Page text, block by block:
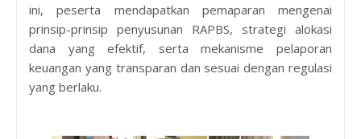
ini, peserta mendapatkan pemaparan mengenai
prinsip-prinsip penyusunan RAPBS, strategi alokasi
dana yang efektif, serta mekanisme pelaporan
keuangan yang transparan dan sesuai dengan regulasi
yang berlaku.